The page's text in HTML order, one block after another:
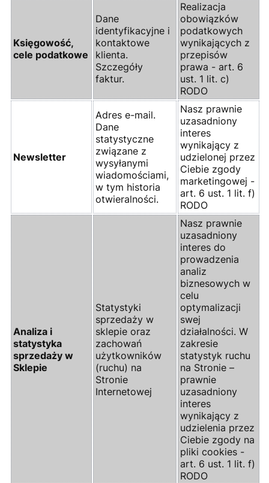
Księgowość,
cele podatkowe
Dane
identyfikacyjne i
kontaktowe
klienta.
Szczegóły
faktur.
Realizacja
obowiązków
podatkowych
wynikających z
przepisów
prawa - art. 6
ust. 1 lit. c)
RODO
Newsletter
Adres e-mail.
Dane
statystyczne
związane z
wysyłanymi
wiadomościami,
w tym historia
otwieralności.
Nasz prawnie
uzasadniony
interes
wynikający z
udzielonej przez
Ciebie zgody
marketingowej -
art. 6 ust. 1 lit. f)
RODO
Analiza i
statystyka
sprzedaży w
Sklepie
Statystyki
sprzedaży w
sklepie oraz
zachowań
użytkowników
(ruchu) na
Stronie
Internetowej
Nasz prawnie
uzasadniony
interes do
prowadzenia
analiz
biznesowych w
celu
optymalizacji
swej
działalności. W
zakresie
statystyk ruchu
na Stronie –
prawnie
uzasadniony
interes
wynikający z
udzielenia przez
Ciebie zgody na
pliki cookies -
art. 6 ust. 1 lit. f)
RODO